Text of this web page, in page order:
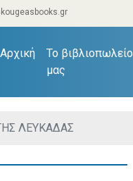
Αρχική(current)
Το βιβλιοπωλείο
μας
ΛΕΥΚΑΔΑΣ